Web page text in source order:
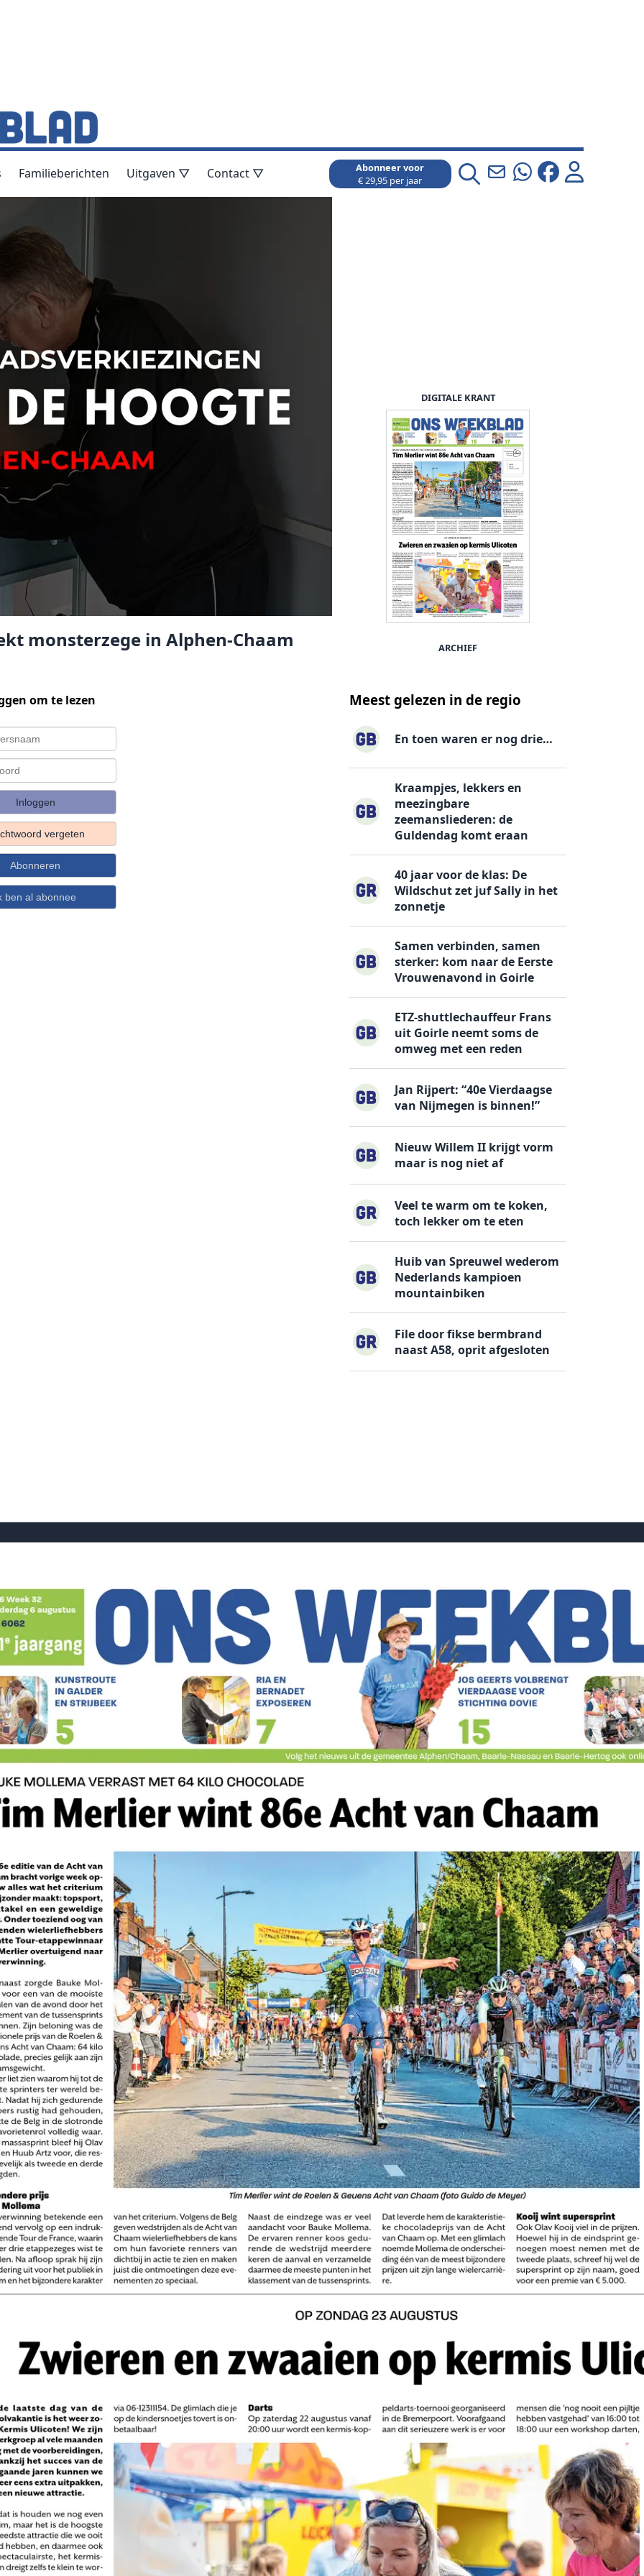
Familieberichten Uitgaven ▽ Contact ▽
Abonneer voor
€ 29,95 per jaar
monsterzege in Alphen-Chaam
om te lezen
DIGITALE KRANT
ARCHIEF
Meest gelezen in de regio
En toen waren er nog drie…
Kraampjes, lekkers en
meezingbare
zeemansliederen: de
Guldendag komt eraan
40 jaar voor de klas: De
Wildschut zet juf Sally in het
zonnetje
Samen verbinden, samen
sterker: kom naar de Eerste
Vrouwenavond in Goirle
ETZ-shuttlechauffeur Frans
uit Goirle neemt soms de
omweg met een reden
Jan Rijpert: “40e Vierdaagse
van Nijmegen is binnen!”
Nieuw Willem II krijgt vorm
maar is nog niet af
Veel te warm om te koken,
toch lekker om te eten
Huib van Spreuwel wederom
Nederlands kampioen
mountainbiken
File door fikse bermbrand
naast A58, oprit afgesloten